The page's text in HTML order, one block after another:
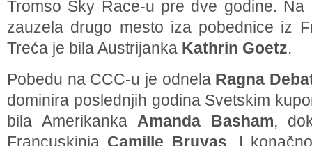
Tromso Sky Race-u pre dve godine.
zauzela drugo mesto iza pobednice iz
Treća je bila Austrijanka Kathrin Goetz.
Pobedu na CCC-u je odnela Ragna
dominira poslednjih godina Svetskim
bila Amerikanka Amanda Basham,
Francuskinja Camille Bruyas. I